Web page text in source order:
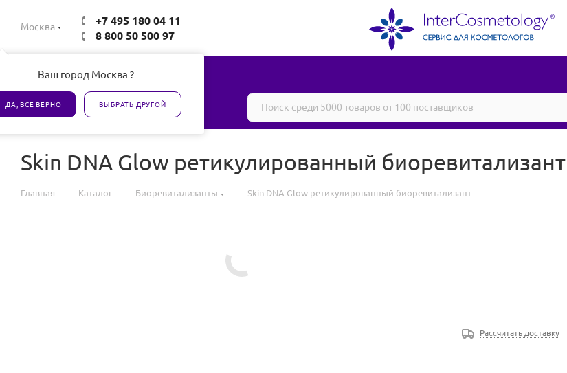
Москва
Ваш город Москва ?
ДА, ВСЕ ВЕРНО ВЫБРАТЬ ДРУГОЙ
+7 495 180 04 11
8 800 50 500 97
Все товары сертифицированы
Skin DNA Glow ретикулированный биоревитализант
Главная — Каталог — Биоревитализанты — Skin DNA Glow ретикулированный биоревитализант
Рассчитать доставку